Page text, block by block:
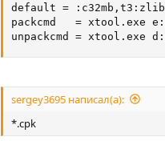
default =
packcmd   = xtool.exe
unpackcmd = xtool.exe
sergey3695 написал(а):
*.cpk